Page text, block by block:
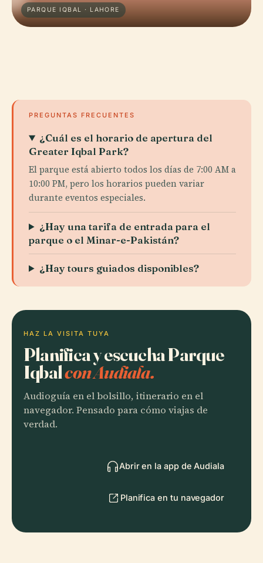
PARQUE IQBAL · LAHORE
PREGUNTAS FRECUENTES
¿Cuál es el horario de apertura del
Greater Iqbal Park?
El parque está abierto todos los días de 7:00 AM a
10:00 PM, pero los horarios pueden variar
durante eventos especiales.
¿Hay una tarifa de entrada para el
parque o el Minar-e-Pakistán?
¿Hay tours guiados disponibles?
HAZ LA VISITA TUYA
Planifica y escucha Parque
Iqbalcon Audiala.
Audioguía en el bolsillo, itinerario en el
navegador. Pensado para cómo viajas de
verdad.
Abrir en la app de Audiala
Planifica en tu navegador